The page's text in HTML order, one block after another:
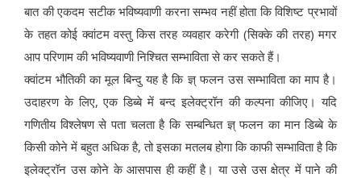
बात की एकदम सटीक भविष्यवाणी करना सम्भव नहीं होता कि विशिष्ट प्रभावों
के तहत कोई क्वांटम वस्तु किस तरह व्यवहार करेगी (सिक्के की तरह) मगर
आप परिणाम की भविष्यवाणी निश्चित सम्भाविता से कर सकते हैं।
क्वांटम भौतिकी का मूल बिन्दु यह है कि ज्ञ् फलन उस सम्भाविता का माप है।
उदाहरण के लिए, एक डिब्बे में बन्द इलेक्ट्रॉन की कल्पना कीजिए। यदि
गणितीय विश्लेषण से पता चलता है कि सम्बन्धित ज्ञ् फलन का मान डिब्बे के
किसी कोने में बहुत अधिक है, तो इसका मतलब होगा कि काफी सम्भाविता है कि
इलेक्ट्रॉन उस कोने के आसपास ही कहीं है। या उसे उस क्षेत्र में पाने की